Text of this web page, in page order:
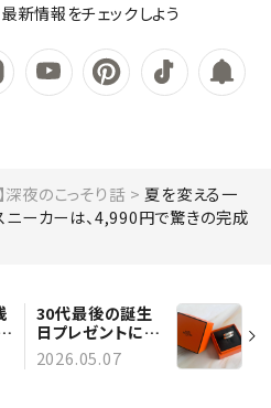
新情報をチェックしよう
深夜のこっそり話
夏を変える一
ニーカーは、4,990円で驚きの完成
30代最後の誕生
日プレゼントに購
入した、エルメス
のリング
2026.05.07